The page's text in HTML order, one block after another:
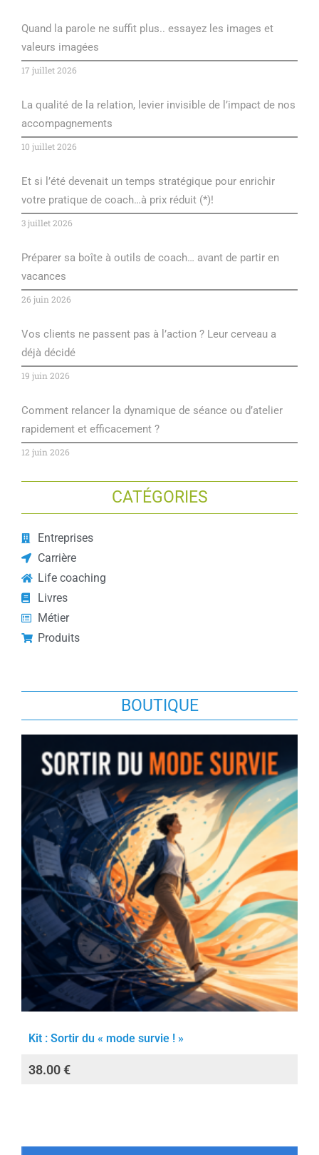
Quand la parole ne suffit plus.. essayez les images et
valeurs imagées
17 juillet 2026
La qualité de la relation, levier invisible de l’impact de nos
accompagnements
10 juillet 2026
Et si l’été devenait un temps stratégique pour enrichir
votre pratique de coach…à prix réduit (*)!
3 juillet 2026
Préparer sa boîte à outils de coach… avant de partir en
vacances
26 juin 2026
Vos clients ne passent pas à l’action ? Leur cerveau a
déjà décidé
19 juin 2026
Comment relancer la dynamique de séance ou d’atelier
rapidement et efficacement ?
12 juin 2026
CATÉGORIES
Entreprises
Carrière
Life coaching
Livres
Métier
Produits
BOUTIQUE
Kit : Sortir du « mode survie ! »
38.00€